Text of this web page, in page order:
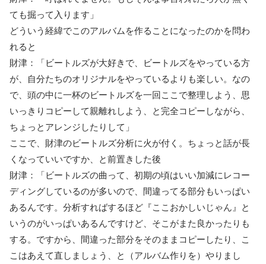
ても掘って入ります」
どういう経緯でこのアルバムを作ることになったのかを問わ
れると
財津：「ビートルズが大好きで、ビートルズをやっている方
が、自分たちのオリジナルをやっているよりも楽しい。なの
で、頭の中に一杯のビートルズを一回ここで整理しよう、思
いっきりコピーして親離れしよう、と完全コピーしながら、
ちょっとアレンジしたりして」
ここで、財津のビートルズ分析に火が付く。ちょっと話が長
くなっていいですか、と前置きした後
財津：「ビートルズの曲って、初期の頃はいい加減にレコー
ディングしているのが多いので、間違ってる部分もいっぱい
あるんです。分析すればするほど『ここおかしいじゃん』と
いうのがいっぱいあるんですけど、そこがまた良かったりも
する。ですから、間違った部分をそのままコピーしたり、こ
こはあえて直しましょう、と（アルバム作りを）やりまし